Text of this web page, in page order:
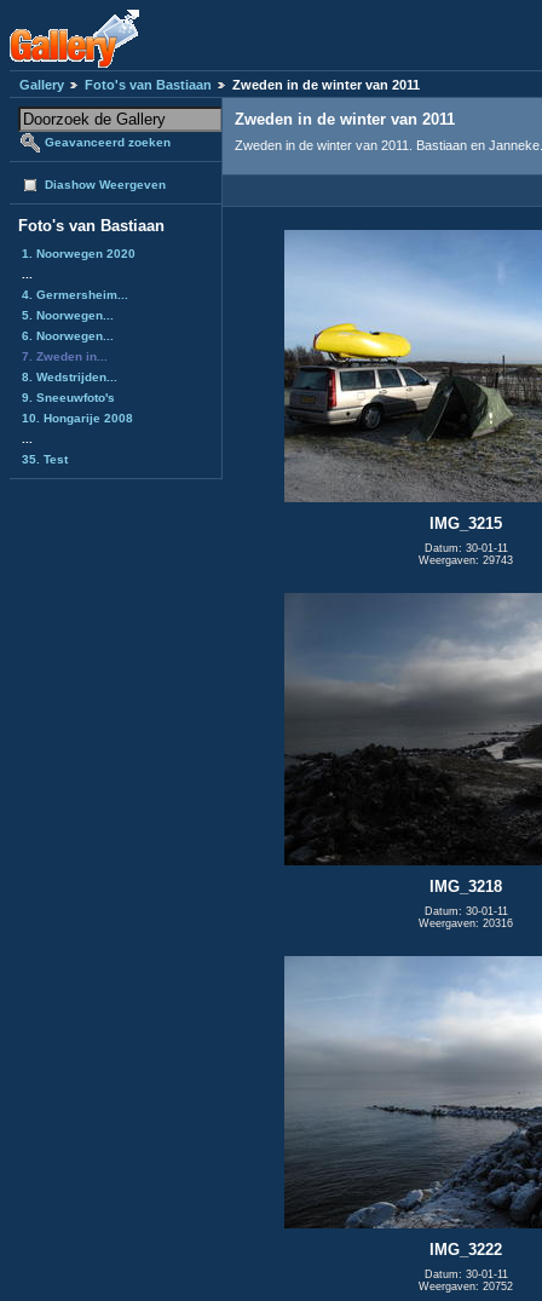
Gallery Foto's van Bastiaan Zweden in de winter van 2011
Geavanceerd zoeken
Diashow Weergeven
Foto's van Bastiaan
1. Noorwegen 2020
4. Germersheim...
5. Noorwegen...
6. Noorwegen...
7. Zweden in...
8. Wedstrijden...
9. Sneeuwfoto's
10. Hongarije 2008
35. Test
Zweden in de winter van 2011
Zweden in de winter van 2011. Bastiaan en
IMG_3215
Datum: 30-01-11
Weergaven: 29743
IMG_3218
Datum: 30-01-11
Weergaven: 20316
IMG_3222
Datum: 30-01-11
Weergaven: 20752